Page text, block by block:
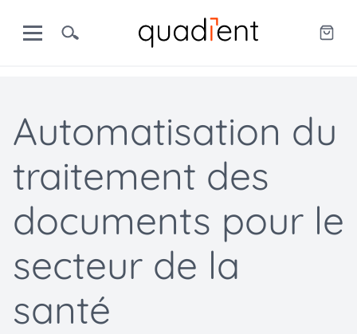
Automatisation du
traitement des
documents pour le
secteur de la
santé